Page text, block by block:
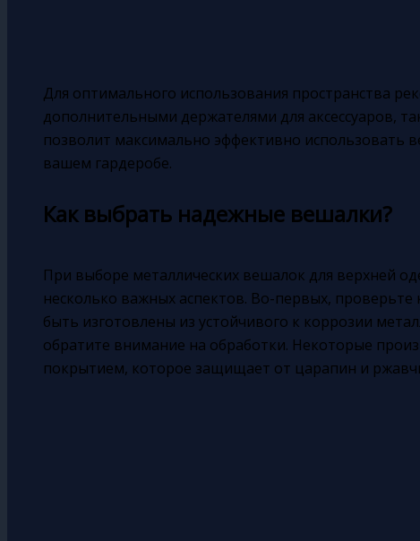
Для оптимального использования пространства
дополнительными держателями для аксессуаров,
позволит максимально эффективно использовать
вашем гардеробе.
Как выбрать надежные вешалки?
При выборе металлических вешалок для верхней
несколько важных аспектов. Во-первых,
быть изготовлены из устойчивого к коррозии
обратите внимание на обработки. Некоторые
покрытием, которое защищает от царапин и